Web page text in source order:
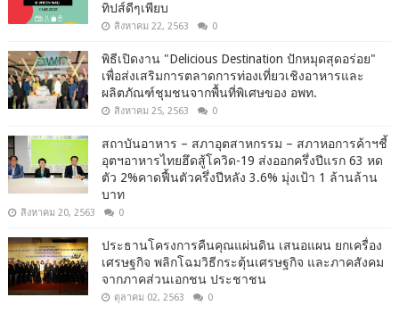
ทิปส์ดีๆเพียบ
สิงหาคม 22, 2563 0
พิธีเปิดงาน "Delicious Destination ปักหมุดสุดอร่อย"
เพื่อส่งเสริมการตลาดการท่องเที่ยวเชิงอาหารและ
ผลิตภัณฑ์ชุมชนจากพื้นที่พิเศษของ อพท.
สิงหาคม 25, 2563 0
สถาบันอาหาร – สภาอุตสาหกรรม – สภาหอการค้าฯชี้
อุตฯอาหารไทยฮึดสู้โควิด-19 ส่งออกครึ่งปีแรก 63 หด
ตัว 2%คาดฟื้นตัวครึ่งปีหลัง 3.6% มุ่งเป้า 1 ล้านล้าน
บาท
สิงหาคม 20, 2563 0
ประธานโครงการคืนคุณแผ่นดิน เสนอแผน ยกเครื่อง
เศรษฐกิจ พลิกโฉมวิธีกระตุ้นเศรษฐกิจ และภาคสังคม
จากภาคส่วนเอกชน ประชาชน
ตุลาคม 02, 2563 0